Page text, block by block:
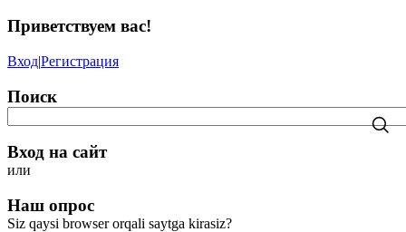
Приветствуем вас!
Вход|Регистрация
Поиск
Вход на сайт
или
Наш опрос
Siz qaysi browser orqali saytga kirasiz?